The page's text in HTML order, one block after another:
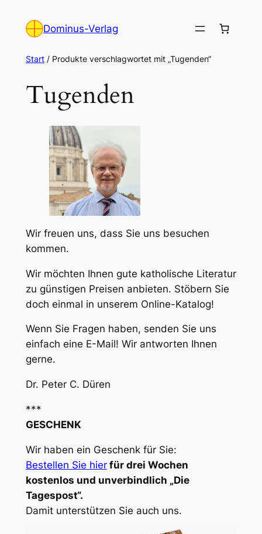
Inhalt
Dominus-Verlag
Start/ Produkte verschlagwortet mit „Tugenden“
Tugenden
Wir freuen uns, dass Sie uns besuchen
kommen.
Wir möchten Ihnen gute katholische Literatur
zu günstigen Preisen anbieten. Stöbern Sie
doch einmal in unserem Online-Katalog!
Wenn Sie Fragen haben, senden Sie uns
einfach eine E-Mail! Wir antworten Ihnen
gerne.
Dr. Peter C. Düren
***
GESCHENK
Wir haben ein Geschenk für Sie:
Bestellen Sie hier für drei Wochen
kostenlos und unverbindlich „Die
Tagespost“.
Damit unterstützen Sie auch uns.